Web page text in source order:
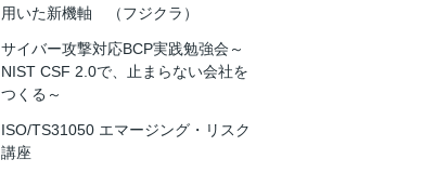
用いた新機軸 （フジクラ）
サイバー攻撃対応BCP実践勉強会～
NIST CSF 2.0で、止まらない会社を
つくる～
ISO/TS31050 エマージング・リスク
講座